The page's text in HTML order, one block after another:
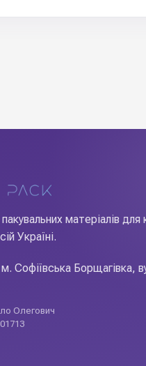
матеріалів для
Україні.
Софіївська Борщагівка,
Олегович